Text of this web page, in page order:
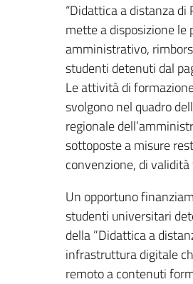
“Didattica a distanza di
mette a disposizione
amministrativo,
studenti detenuti dal
Le attività di
svolgono nel quadro
regionale
sottoposte a misure
convenzione, di
Un opportuno
studenti universitari
della ”Didattica a
infrastruttura digitale
remoto a contenuti